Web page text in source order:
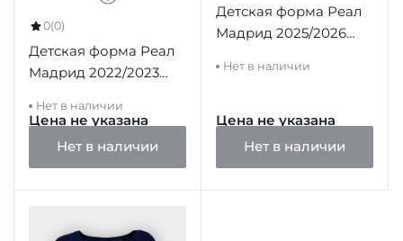
0(0)
Детская форма Реал
Мадрид 2022/2023
розовая (футболка и
шорты)
Нет в наличии
Цена не указана
Нет в наличии
Детская форма Реал
Мадрид 2025/2026
Нет в наличии
Цена не указана
Нет в наличии